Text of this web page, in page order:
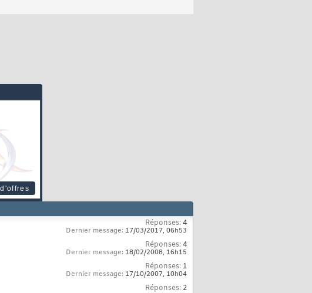
Réponses:4
Dernier message: 17/03/2017, 06h53
Réponses:4
Dernier message: 18/02/2008, 16h15
Réponses: 1
Dernier message: 17/10/2007, 10h04
Réponses: 2